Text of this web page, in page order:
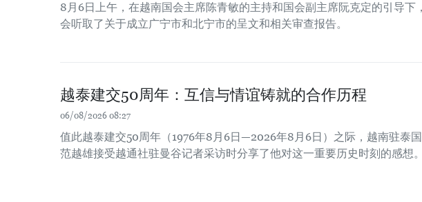
8月6日上午，在越南国会主席陈青敏的主持和国会副主席阮克定的引导下
会听取了关于成立广宁市和北宁市的呈文和相关审查报告。
越泰建交50周年：互信与情谊铸就的合作历程
06/08/2026 08:27
值此越泰建交50周年（1976年8月6日—2026年8月6日）之际，越南驻泰
范越雄接受越通社驻曼谷记者采访时分享了他对这一重要历史时刻的感想。